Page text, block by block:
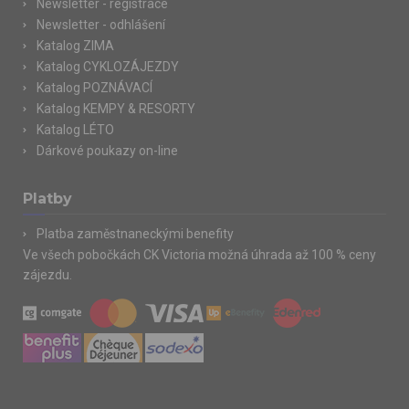
Newsletter - registrace
Newsletter - odhlášení
Katalog ZIMA
Katalog CYKLOZÁJEZDY
Katalog POZNÁVACÍ
Katalog KEMPY & RESORTY
Katalog LÉTO
Dárkové poukazy on-line
Platby
Platba zaměstnaneckými benefity
Ve všech pobočkách CK Victoria možná úhrada až 100 % ceny
zájezdu.